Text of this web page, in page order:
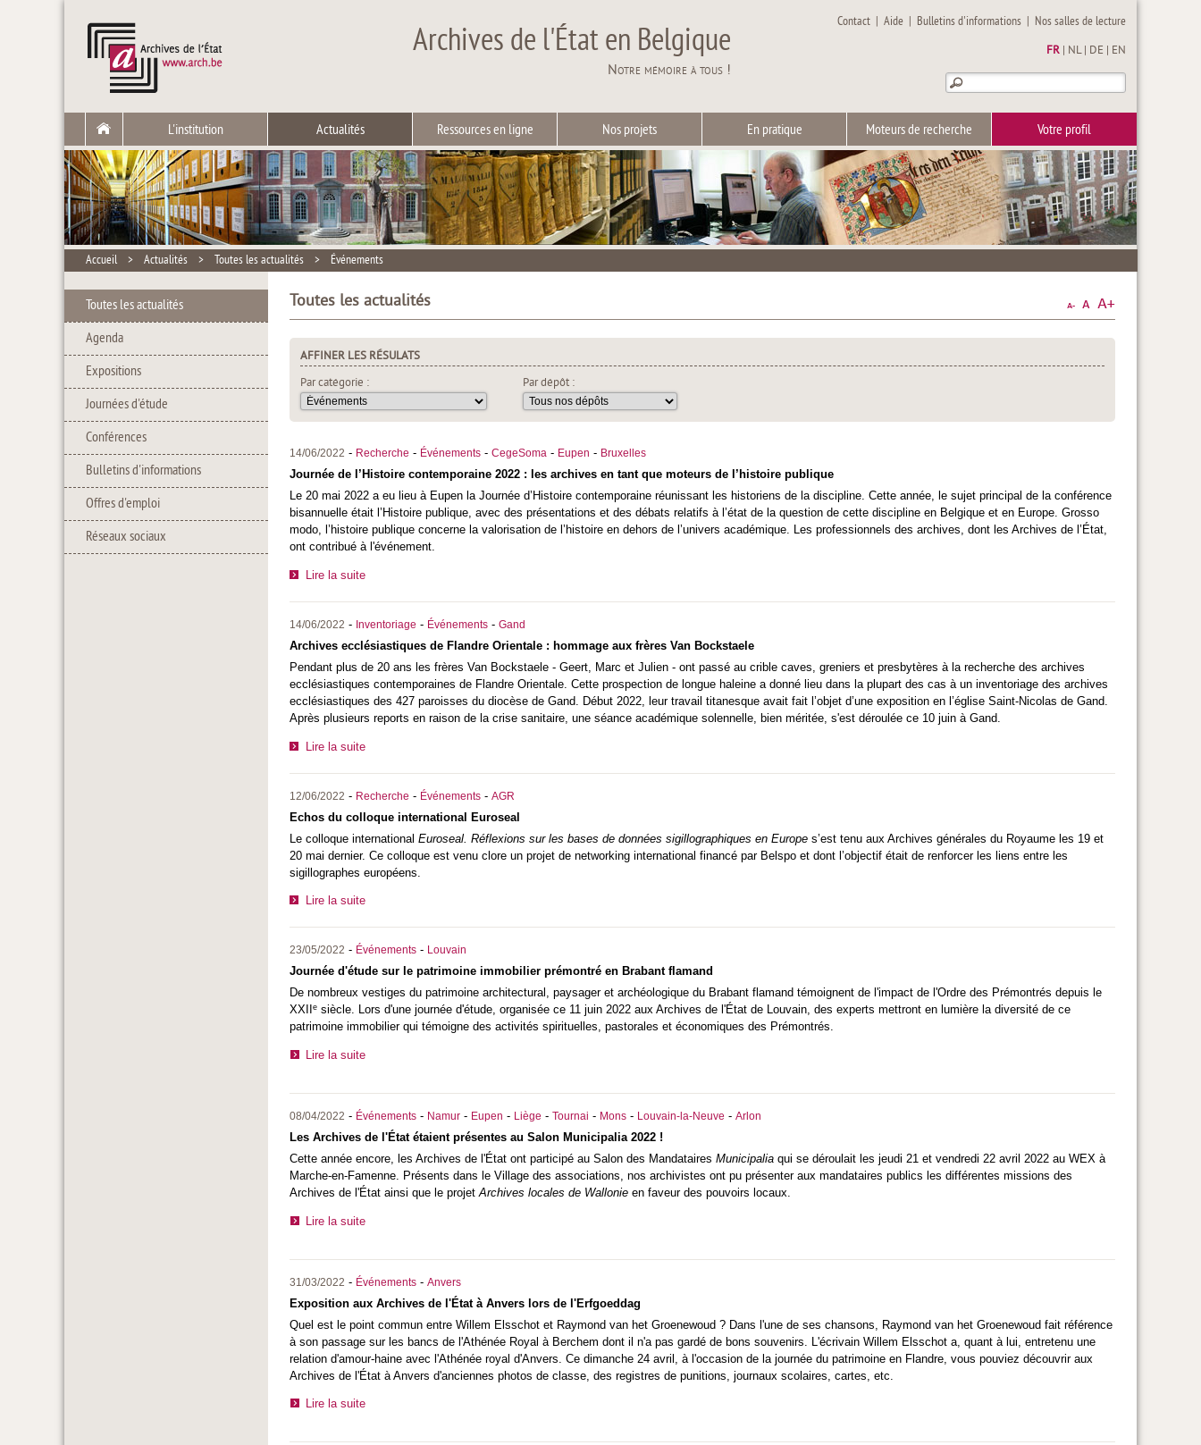
Archives de l'État en Belgique
Notre mémoire à tous !
Contact |Aide | Bulletins d'informations | Nos salles de lecture
FR NL| DE EN
L'institution Actualités Ressources en ligne Nos projets En pratique Moteurs de recherche Votre profil
Accueil > Actualités > Toutes les actualités > Événements
Toutes les actualités
Agenda
Expositions
Journées d'étude
Conférences
Bulletins d'informations
Offres d'emploi
Réseaux sociaux
Toutes les actualités
AFFINER LES RÉSULATS
Par catégorie :
Par dépôt :
14/06/2022 - Recherche - Événements - CegeSoma - Eupen - Bruxelles
Journée de l’Histoire contemporaine 2022 : les archives en tant que moteurs de l’histoire publique
Le 20 mai 2022 a eu lieu à Eupen la Journée d’Histoire contemporaine réunissant les historiens de la discipline. Cette année, le sujet principal de la conférence
bisannuelle était l’Histoire publique, avec des présentations et des débats relatifs à l’état de la question de cette discipline en Belgique et en Europe. Grosso
modo, l’histoire publique concerne la valorisation de l’histoire en dehors de l’univers académique. Les professionnels des archives, dont les Archives de l’État,
ont contribué à l'événement.
Lire la suite
14/06/2022 - Inventoriage - Événements - Gand
Archives ecclésiastiques de Flandre Orientale : hommage aux frères Van Bockstaele
Pendant plus de 20 ans les frères Van Bockstaele - Geert, Marc et Julien - ont passé au crible caves, greniers et presbytères à la recherche des archives
ecclésiastiques contemporaines de Flandre Orientale. Cette prospection de longue haleine a donné lieu dans la plupart des cas à un inventoriage des archives
ecclésiastiques des 427 paroisses du diocèse de Gand. Début 2022, leur travail titanesque avait fait l’objet d’une exposition en l’église Saint-Nicolas de Gand.
Après plusieurs reports en raison de la crise sanitaire, une séance académique solennelle, bien méritée, s'est déroulée ce 10 juin à Gand.
Lire la suite
12/06/2022 - Recherche - Événements - AGR
Echos du colloque international Euroseal
Le colloque international Euroseal. Réflexions sur les bases de données sigillographiques en Europe s’est tenu aux Archives générales du Royaume les 19 et
20 mai dernier. Ce colloque est venu clore un projet de networking international financé par Belspo et dont l’objectif était de renforcer les liens entre les
sigillographes européens.
Lire la suite
23/05/2022 - Événements - Louvain
Journée d'étude sur le patrimoine immobilier prémontré en Brabant flamand
De nombreux vestiges du patrimoine architectural, paysager et archéologique du Brabant flamand témoignent de l'impact de l'Ordre des Prémontrés depuis le
XXII
e siècle. Lors d'une journée d'étude, organisée ce 11 juin 2022 aux Archives de l'État de Louvain, des experts mettront en lumière la diversité de ce
patrimoine immobilier qui témoigne des activités spirituelles, pastorales et économiques des Prémontrés.
Lire la suite
08/04/2022 - Événements - Namur - Eupen - Liège - Tournai - Mons - Louvain-la-Neuve - Arlon
Les Archives de l'État étaient présentes au Salon Municipalia 2022 !
Cette année encore, les Archives de l'État ont participé au Salon des Mandataires Municipalia qui se déroulait les jeudi 21 et vendredi 22 avril 2022 au WEX à
Marche-en-Famenne. Présents dans le Village des associations, nos archivistes ont pu présenter aux mandataires publics les différentes missions des
Archives de l'État ainsi que le projet Archives locales de Wallonie en faveur des pouvoirs locaux.
Lire la suite
31/03/2022 - Événements - Anvers
Exposition aux Archives de l'État à Anvers lors de l'Erfgoeddag
Quel est le point commun entre Willem Elsschot et Raymond van het Groenewoud ? Dans l'une de ses chansons, Raymond van het Groenewoud fait référence
à son passage sur les bancs de l'Athénée Royal à Berchem dont il n'a pas gardé de bons souvenirs. L'écrivain Willem Elsschot a, quant à lui, entretenu une
relation d'amour-haine avec l'Athénée royal d'Anvers. Ce dimanche 24 avril, à l'occasion de la journée du patrimoine en Flandre, vous pouviez découvrir aux
Archives de l'État à Anvers d'anciennes photos de classe, des registres de punitions, journaux scolaires, cartes, etc.
Lire la suite